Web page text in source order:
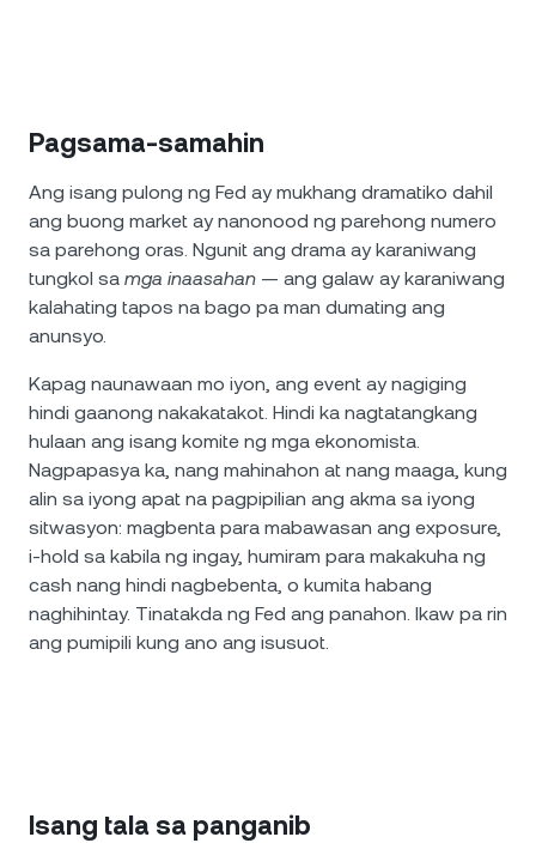
Pagsama-samahin
Ang isang pulong ng Fed ay mukhang dramatiko dahil
ang buong market ay nanonood ng parehong numero
sa parehong oras. Ngunit ang drama ay karaniwang
tungkol sa mga inaasahan — ang galaw ay karaniwang
kalahating tapos na bago pa man dumating ang
anunsyo.
Kapag naunawaan mo iyon, ang event ay nagiging
hindi gaanong nakakatakot. Hindi ka nagtatangkang
hulaan ang isang komite ng mga ekonomista.
Nagpapasya ka, nang mahinahon at nang maaga, kung
alin sa iyong apat na pagpipilian ang akma sa iyong
sitwasyon: magbenta para mabawasan ang exposure,
i-hold sa kabila ng ingay, humiram para makakuha ng
cash nang hindi nagbebenta, o kumita habang
naghihintay. Tinatakda ng Fed ang panahon. Ikaw pa rin
ang pumipili kung ano ang isusuot.
Isang tala sa panganib